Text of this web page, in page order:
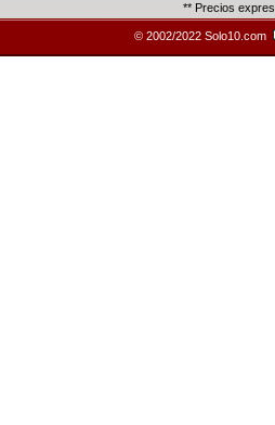
** Precios
© 2002/2022 Solo10.com